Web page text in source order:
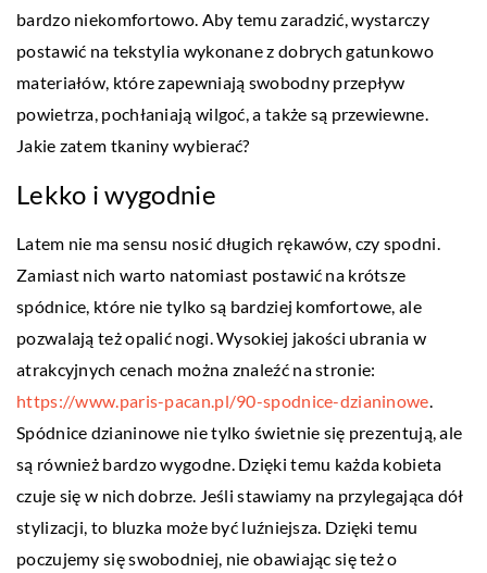
bardzo niekomfortowo. Aby temu zaradzić, wystarczy
postawić na tekstylia wykonane z dobrych gatunkowo
materiałów, które zapewniają swobodny przepływ
powietrza, pochłaniają wilgoć, a także są przewiewne.
Jakie zatem tkaniny wybierać?
Lekko i wygodnie
Latem nie ma sensu nosić długich rękawów, czy spodni.
Zamiast nich warto natomiast postawić na krótsze
spódnice, które nie tylko są bardziej komfortowe, ale
pozwalają też opalić nogi. Wysokiej jakości ubrania w
atrakcyjnych cenach można znaleźć na stronie:
https://www.paris-pacan.pl/90-spodnice-dzianinowe.
Spódnice dzianinowe nie tylko świetnie się prezentują, ale
są również bardzo wygodne. Dzięki temu każda kobieta
czuje się w nich dobrze. Jeśli stawiamy na przylegająca dół
stylizacji, to bluzka może być luźniejsza. Dzięki temu
poczujemy się swobodniej, nie obawiając się też o